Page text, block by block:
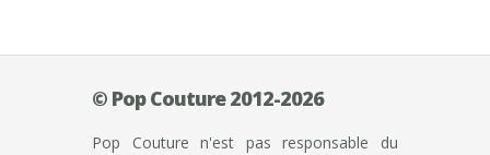
© Pop Couture 2012-2026
Pop Couture n'est pas responsable du